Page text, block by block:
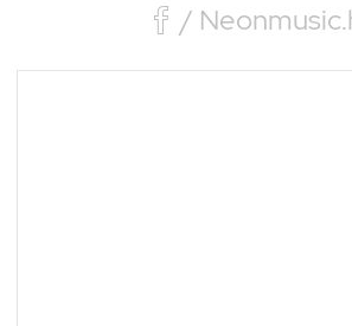
 /